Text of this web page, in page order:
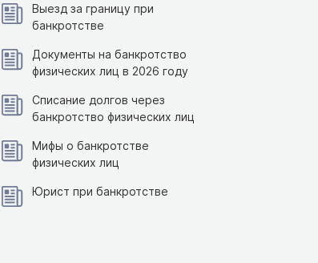
Выезд за границу при
банкротстве
Документы на банкротство
физических лиц в 2026 году
Списание долгов через
банкротство физических лиц
Мифы о банкротстве
физических лиц
Юрист при банкротстве